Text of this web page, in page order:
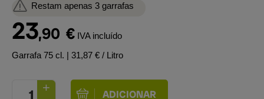
Restam apenas 3 garrafas
23,90 € IVA incluído
Garrafa 75 cl. | 31,87 € / Litro